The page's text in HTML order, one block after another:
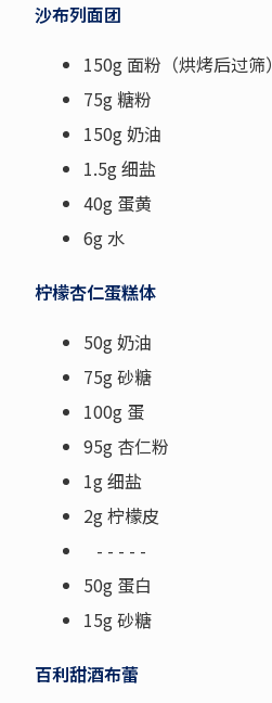
沙布列面团
150g 面粉（烘烤后过筛）
75g 糖粉
150g 奶油
1.5g 细盐
40g 蛋黄
6g 水
柠檬杏仁蛋糕体
50g 奶油
75g 砂糖
100g 蛋
95g 杏仁粉
1g 细盐
2g 柠檬皮
- - - - -
50g 蛋白
15g 砂糖
百利甜酒布蕾